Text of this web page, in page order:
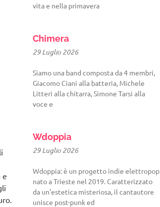
e
vita e nella primavera
Chimera
29 Luglio 2026
Siamo una band composta da 4 membri,
Giacomo Ciani alla batteria, Michele
Litteri alla chitarra, Simone Tarsi alla
voce e
Wdoppia
29 Luglio 2026
Wdoppia: è un progetto indie elettropop
nato a Trieste nel 2019. Caratterizzato
da un’estetica misteriosa, il cantautore
unisce post-punk ed